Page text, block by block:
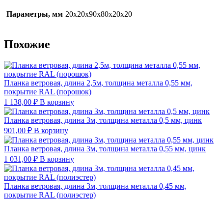
Параметры, мм 20х20х90х80х20х20
Похожие
Планка ветровая, длина 2,5м, толщина металла 0,55 мм,
покрытие RAL (порошок)
1 138,00 ₽ В корзину
Планка ветровая, длина 3м, толщина металла 0,5 мм, цинк
901,00 ₽ В корзину
Планка ветровая, длина 3м, толщина металла 0,55 мм, цинк
1 031,00 ₽ В корзину
Планка ветровая, длина 3м, толщина металла 0,45 мм,
покрытие RAL (полиэстер)